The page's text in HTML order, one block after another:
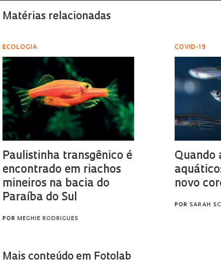
Matérias relacionadas
ECOLOGIA
Paulistinha transgênico é
encontrado em riachos
mineiros na bacia do
Paraíba do Sul
POR MEGHIE RODRIGUES
COVID-19
Quando
novo
POR SARAH
Mais conteúdo em Fotolab